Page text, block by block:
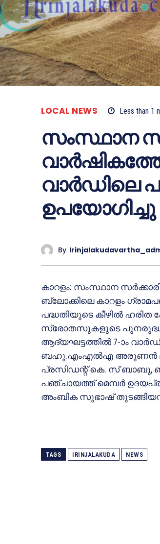
LOCAL NEWS Less than 1
സംസ്ഥാന
വാര്‍ഡിലെ
By
കാറളം: സംസ്ഥാന
ബ്ലോക്കിലെ കാറളം
പദ്ധതിയുടെ കീഴില്‍ ഹരിത
സ്രോതസുകളുടെ
ആദ്യഘട്ടത്തില്‍ 7-ാം
ബഹു.എംഎല്‍എ അരുണന്‍
പ്രസിഡന്റ് കെ. സ് ബാബു,
പഞ്ചായത്ത് മെമ്പര്‍
അംബിക സുഭാഷ്
TAGS IRINJALAKUDA NEWS